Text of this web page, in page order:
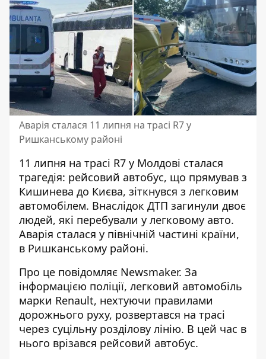
Аварія сталася 11 липня на трасі R7 у
Ришканському районі
11 липня на трасі R7 у Молдові сталася
трагедія: рейсовий автобус, що прямував з
Кишинева до Києва, зіткнувся з легковим
автомобілем. Внаслідок ДТП загинули двоє
людей, які перебували у легковому авто.
Аварія сталася у північній частині країни,
в Ришканському районі.
Про це повідомляє Newsmaker. За
інформацією поліції, легковий автомобіль
марки Renault, нехтуючи правилами
дорожнього руху, розвертався на трасі
через суцільну розділову лінію. В цей час в
нього врізався рейсовий автобус.